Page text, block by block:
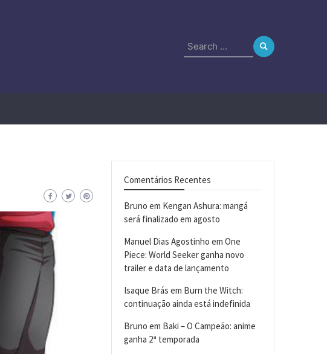
Search
for:
Comentários Recentes
Bruno em Kengan Ashura: mangá
será finalizado em agosto
Manuel Dias Agostinho em One
Piece: World Seeker ganha novo
trailer e data de lançamento
Isaque Brás em Burn the Witch:
continuação ainda está indefinida
Bruno em Baki – O Campeão: anime
ganha 2ª temporada